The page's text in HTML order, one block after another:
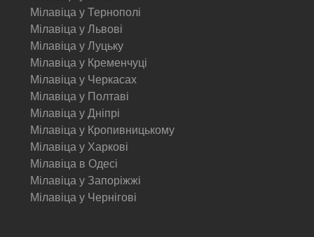
Мілавіца у Тернополі
Мілавіца у Львові
Мілавіца у Луцьку
Мілавіца у Кременчуці
Мілавіца у Черкасах
Мілавіца у Полтаві
Мілавіца у Дніпрі
Мілавіца у Кропивницькому
Мілавіца у Харкові
Мілавіца в Одесі
Мілавіца у Запоріжжі
Мілавіца у Чернігові